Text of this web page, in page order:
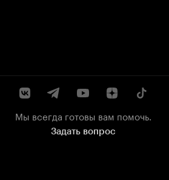
Мы всегда готовы вам помочь.
Задать вопрос